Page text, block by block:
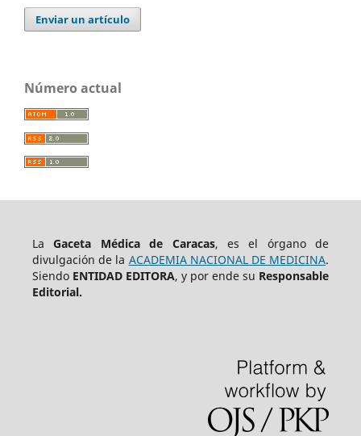
Enviar un artículo
Número actual
LaGaceta Médica de Caracas, es el órgano de
divulgación de la ACADEMIA NACIONAL DE MEDICINA.
Siendo ENTIDAD EDITORA, y por ende su Responsable
Editorial.